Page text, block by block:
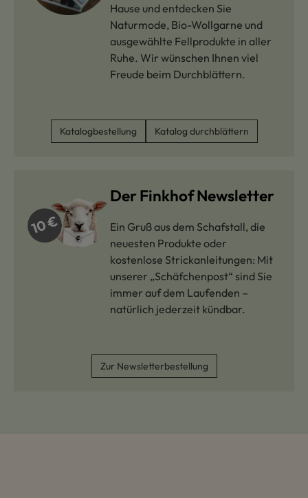
Hause und entdecken Sie
Naturmode, Bio-Wollgarne und
ausgewählte Fellprodukte in aller
Ruhe. Wir wünschen Ihnen viel
Freude beim Durchblättern.
Katalogbestellung Katalog durchblättern
Der Finkhof Newsletter
Ein Gruß aus dem Schafstall, die
neuesten Produkte oder
kostenlose Strickanleitungen: Mit
unserer „Schäfchenpost“ sind Sie
immer auf dem Laufenden –
natürlich jederzeit kündbar.
Zur Newsletterbestellung